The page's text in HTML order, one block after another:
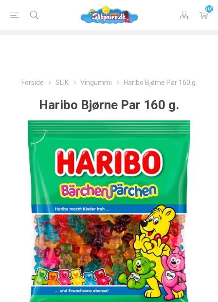
(0)
Forside SLIK Vingummi Haribo Bjørne Par 160 g.
Haribo Bjørne Par 160 g.